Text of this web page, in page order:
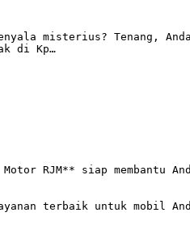
misterius? Tenang,
di Kp…
RJM** siap membantu
terbaik untuk mobil